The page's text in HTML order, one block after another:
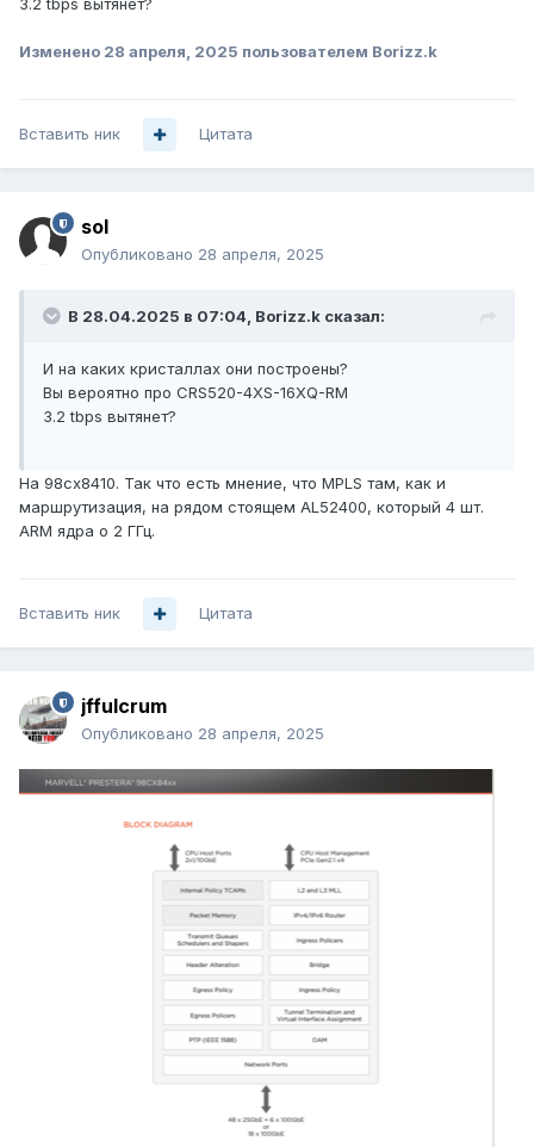
3.2 tbps вытянет?
Изменено 28 апреля, 2025 пользователем Borizz.k
Вставить ник Цитата
sol
Опубликовано 28 апреля, 2025
В 28.04.2025 в 07:04, Borizz.k сказал:
И на каких кристаллах они построены?
Вы вероятно про CRS520-4XS-16XQ-RM
3.2 tbps вытянет?
На 98cx8410. Так что есть мнение, что MPLS там, как и
маршрутизация, на рядом стоящем AL52400, который 4 шт.
ARM ядра о 2 ГГц.
Вставить ник Цитата
jffulcrum
Опубликовано 28 апреля, 2025